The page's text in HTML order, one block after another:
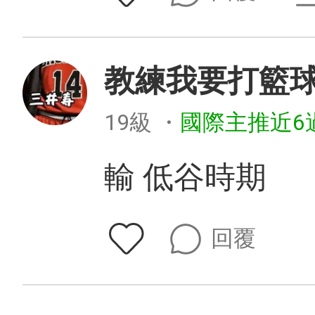
教練我要打籃
19級 ・ 國際主推近6
輸 低谷時期
回覆